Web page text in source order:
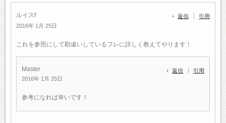
ルイスf
2016年 1月 25日
返信 引用
これを参照にして勘違いしているフレに詳しく教えてやります！
Master
2016年 1月 25日
返信 引用
参考になれば幸いです！